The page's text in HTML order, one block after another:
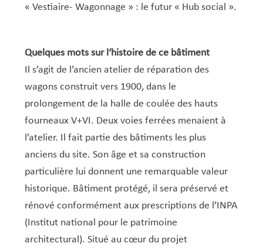
Subsides et aides en matière d’environnement
Zones 20 & 30
Sentier narratif (Lauschterwee)
Urban Garden NeiSchmelz
PAG (Plan d’Aménagement Général)
PAP QE (Plan d’Aménagement Particulier « Quartiers
Existants »)
PAP NQ (Plan d’Aménagement Particulier « Nouveau
Quartier »)
PAP approuvés
PAP NQ en cours de procédure
PAG/PAP QE – Modifications ponctuelles
PAG
PAP NQ
Projet NeiSchmelz
Projets à venir
« Vestiaire- Wagonnage » : le futur « Hub social ».
Quelques mots sur l‘histoire de ce bâtiment
Il s’agit de l’ancien atelier de réparation des
wagons construit vers 1900, dans le
prolongement de la halle de coulée des hauts
fourneaux V+VI. Deux voies ferrées menaient à
l’atelier. Il fait partie des bâtiments les plus
anciens du site. Son âge et sa construction
particulière lui donnent une remarquable valeur
historique. Bâtiment protégé, il sera préservé et
rénové conformément aux prescriptions de l’INPA
(Institut national pour le patrimoine
architectural). Situé au cœur du projet